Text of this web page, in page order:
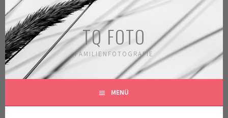
Springe
zum
Inhalt
TQ FOTO
FAMILIENFOTOGRAFIE
MENÜ